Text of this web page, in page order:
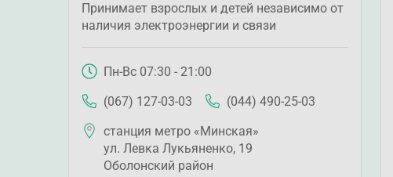
Принимает взрослых и детей независимо от
наличия электроэнергии и связи
Пн-Вс 07:30 - 21:00
(067) 127-03-03
(044) 490-25-03
станция метро «Минская»
ул. Левка Лукьяненко, 19
Оболонский район